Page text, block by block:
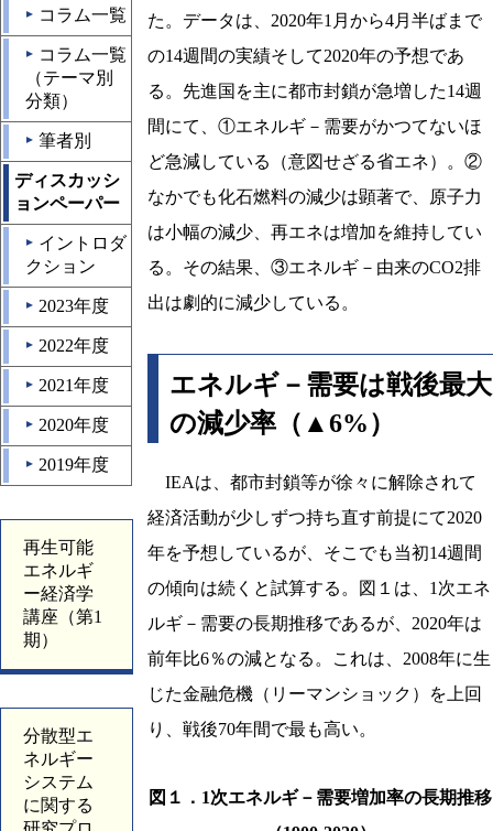
▲ コラム一覧
▲
コラム一覧
（テーマ別
分類）
▲ 筆者別
ディスカッシ
ョンペーパー
▲ イントロダ
クション
▲ 2023年度
▲ 2022年度
▲ 2021年度
▲ 2020年度
▲ 2019年度
再生可能
エネルギ
ー経済学
講座（第1
期）
分散型エ
ネルギー
システム
に関する
た。データは、2020年1月から4月半ばまで
の14週間の実績そして2020年の予想であ
る。先進国を主に都市封鎖が急増した14週
間にて、①エネルギ－需要がかつてないほ
ど急減している（意図せざる省エネ）。②
なかでも化石燃料の減少は顕著で、原子力
は小幅の減少、再エネは増加を維持してい
る。その結果、③エネルギ－由来のCO2排
出は劇的に減少している。
エネルギ－需要は戦後最大
の減少率（▲6%）
IEAは、都市封鎖等が徐々に解除されて
経済活動が少しずつ持ち直す前提にて2020
年を予想しているが、そこでも当初14週間
の傾向は続くと試算する。図１は、1次エネ
ルギ－需要の長期推移であるが、2020年は
前年比6％の減となる。これは、2008年に生
じた金融危機（リーマンショック）を上回
り、戦後70年間で最も高い。
図１．1次エネルギ－需要増加率の長期推移